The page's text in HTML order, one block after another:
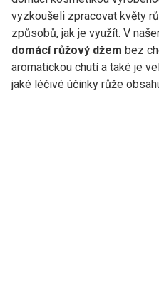
vyzkoušeli zpracovat květy
způsobů, jak je využít. V
domácí růžový džem bez
aromatickou chutí a také je
jaké léčivé účinky růže